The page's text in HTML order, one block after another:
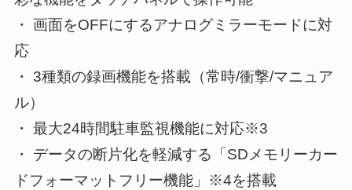
・ 画面をOFFにするアナログミラーモードに対
応
・ 3種類の録画機能を搭載（常時/衝撃/マニュア
ル）
・ 最大24時間駐車監視機能に対応※3
・ データの断片化を軽減する「SDメモリーカー
ドフォーマットフリー機能」※4を搭載